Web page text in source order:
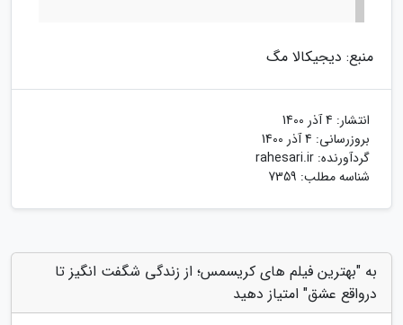
منبع: دیجیکالا مگ
انتشار: 4 آذر 1400
بروزرسانی: 4 آذر 1400
گردآورنده: rahesari.ir
شناسه مطلب: 7359
به "بهترین فیلم های کریسمس؛ از زندگی شگفت انگیز تا
درواقع عشق" امتیاز دهید